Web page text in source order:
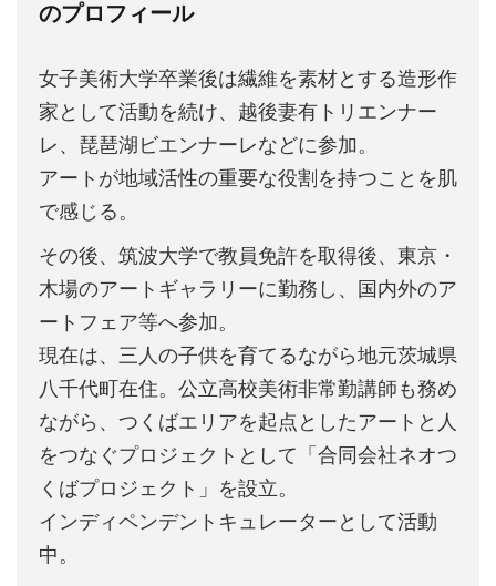
のプロフィール
女子美術大学卒業後は繊維を素材とする造形作
家として活動を続け、越後妻有トリエンナー
レ、琵琶湖ビエンナーレなどに参加。
アートが地域活性の重要な役割を持つことを肌
で感じる。
その後、筑波大学で教員免許を取得後、東京・
木場のアートギャラリーに勤務し、国内外のア
ートフェア等へ参加。
現在は、三人の子供を育てるながら地元茨城県
八千代町在住。公立高校美術非常勤講師も務め
ながら、つくばエリアを起点としたアートと人
をつなぐプロジェクトとして「合同会社ネオつ
くばプロジェクト」を設立。
インディペンデントキュレーターとして活動
中。